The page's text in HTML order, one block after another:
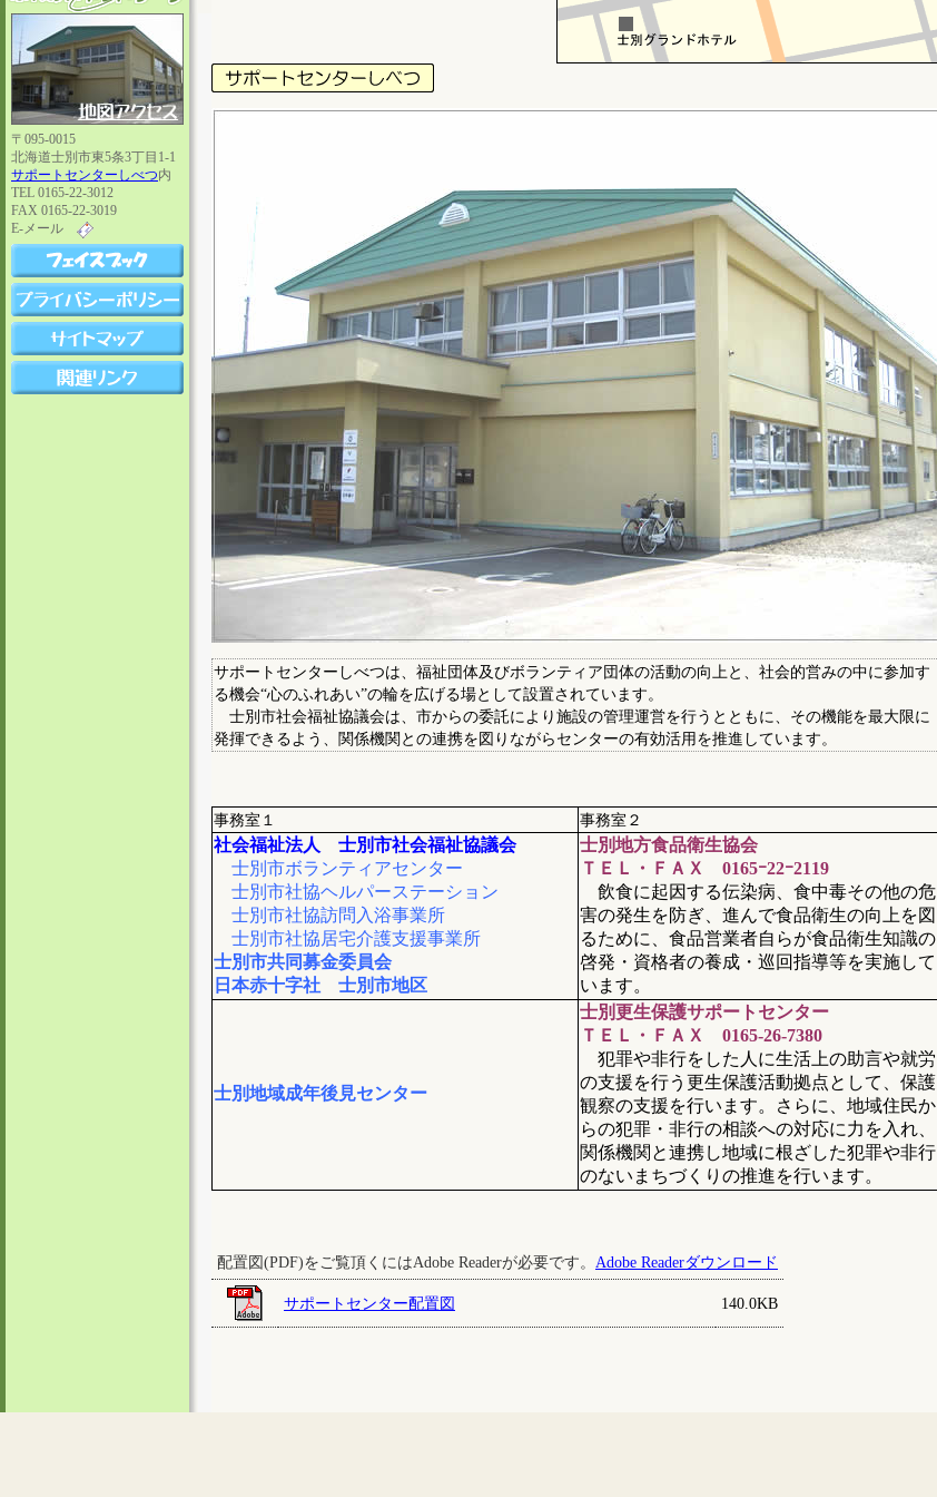
〒095-0015
北海道士別市東5条3丁目1-1
サポートセンターしべつ内
TEL 0165-22-3012
FAX 0165-22-3019
E-メール
サポートセンターしべつは、福祉団体及びボランティア団体の活動の向上と、社会的営みの中に参加す
る機会“心のふれあい”の輪を広げる場として設置されています。
士別市社会福祉協議会は、市からの委託により施設の管理運営を行うとともに、その機能を最大限に
発揮できるよう、関係機関との連携を図りながらセンターの有効活用を推進しています。
事務室１ 事務室２
社会福祉法人 士別市社会福祉協議会
士別市ボランティアセンター
士別市社協ヘルパーステーション
士別市社協訪問入浴事業所
士別市社協居宅介護支援事業所
士別市共同募金委員会
日本赤十字社 士別市地区
士別地方食品衛生協会
ＴＥＬ・ＦＡＸ 0165ｰ22ｰ2119
飲食に起因する伝染病、食中毒その他の危
害の発生を防ぎ、進んで食品衛生の向上を図
るために、食品営業者自らが食品衛生知識の
啓発・資格者の養成・巡回指導等を実施して
います。
士別地域成年後見センター
士別更生保護サポートセンター
ＴＥＬ・ＦＡＸ
0165-26-7380
犯罪や非行をした人に生活上の助言や就労
の支援を行う更生保護活動拠点として、保護
観察の支援を行います。さらに、地域住民か
らの犯罪・非行の相談への対応に力を入れ、
関係機関と連携し地域に根ざした犯罪や非行
のないまちづくりの推進を行います。
配置図(PDF)をご覧頂くにはAdobe Readerが必要です。 Adobe Readerダウンロード
サポートセンター配置図 140.0KB